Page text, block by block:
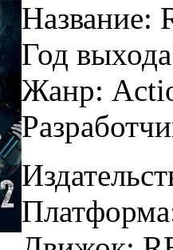
Название:
Год
Жанр: